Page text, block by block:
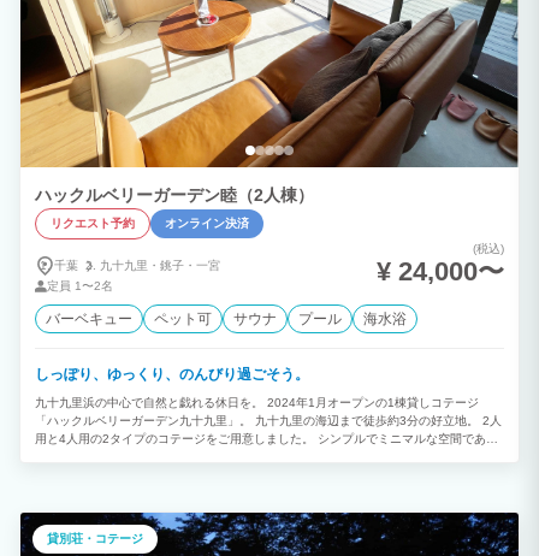
ハックルベリーガーデン睦（2人棟）
リクエスト予約 オンライン決済
千葉 九十九里・ 銚子・ 一宮
定員 1〜2名
(税込)
¥ 24,000〜
バーベキュー ペット可 サウナ プール 海水浴
しっぽり、ゆっくり、のんびり過ごそう。
九十九里浜の中心で自然と戯れる休日を。 2024年1月オープンの1棟貸しコテージ
「ハックルベリーガーデン九十九里」。 九十九里の海辺まで徒歩約3分の好立地。 2人
用と4人用の2タイプのコテージをご用意しました。 シンプルでミニマルな空間である
貸別荘・コテージ